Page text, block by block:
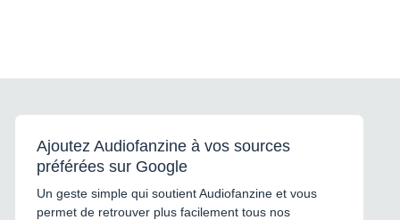
Ajoutez Audiofanzine à vos sources
préférées sur Google
Un geste simple qui soutient Audiofanzine et vous
permet de retrouver plus facilement tous nos